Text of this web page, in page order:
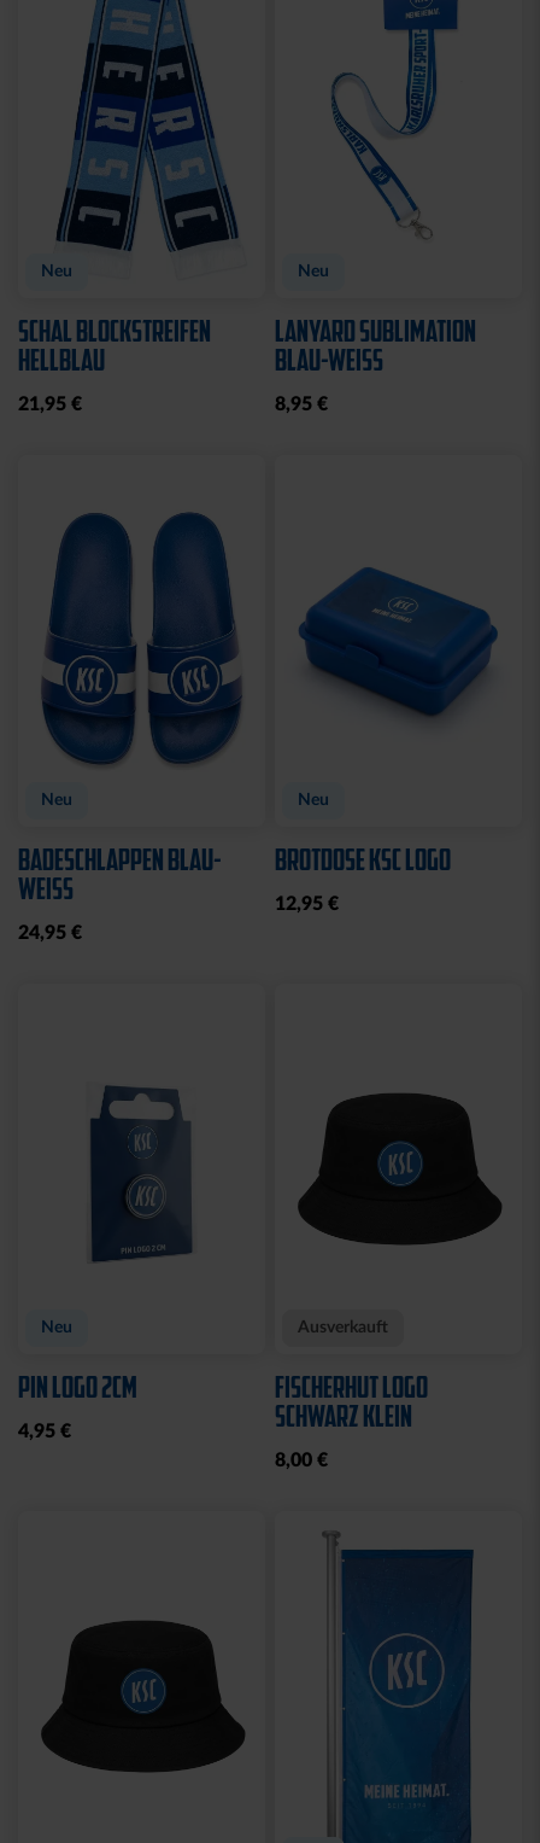
Neu
SCHAL BLOCKSTREIFEN
HELLBLAU
21,95 €
Neu
LANYARD SUBLIMATION
BLAU-WEISS
8,95 €
Neu
BADESCHLAPPEN BLAU-
WEISS
24,95 €
Neu
BROTDOSE KSC LOGO
12,95 €
Neu
PIN LOGO 2CM
4,95 €
Ausverkauft
FISCHERHUT LOGO
SCHWARZ KLEIN
8,00 €